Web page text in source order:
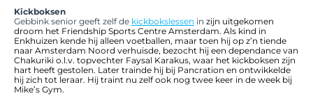
Kickboksen
Gebbink senior geeft zelf de kickbokslessen in zijn uitgekomen
droom het Friendship Sports Centre Amsterdam. Als kind in
Enkhuizen kende hij alleen voetballen, maar toen hij op z’n tiende
naar Amsterdam Noord verhuisde, bezocht hij een dependance van
Chakuriki o.l.v. topvechter Faysal Karakus, waar het kickboksen zijn
hart heeft gestolen. Later trainde hij bij Pancration en ontwikkelde
hij zich tot leraar. Hij traint nu zelf ook nog twee keer in de week bij
Mike’s Gym.